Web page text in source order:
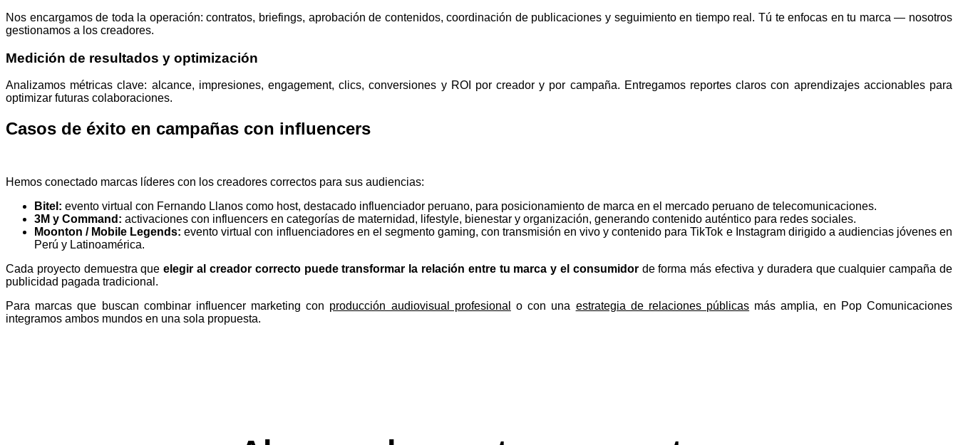
Nos encargamos de toda la operación: contratos, briefings, aprobación de contenidos, coordinación de publicaciones y seguimiento en tiempo real. Tú te enfocas en tu marca — nosotros
gestionamos a los creadores.
Medición de resultados y optimización
Analizamos métricas clave: alcance, impresiones, engagement, clics, conversiones y ROI por creador y por campaña. Entregamos reportes claros con aprendizajes accionables para
optimizar futuras colaboraciones.
Casos de éxito en campañas con influencers
Hemos conectado marcas líderes con los creadores correctos para sus audiencias:
Bitel: evento virtual con Fernando Llanos como host, destacado influenciador peruano, para posicionamiento de marca en el mercado peruano de telecomunicaciones.
3M y Command: activaciones con influencers en categorías de maternidad, lifestyle, bienestar y organización, generando contenido auténtico para redes sociales.
Moonton / Mobile Legends: evento virtual con influenciadores en el segmento gaming, con transmisión en vivo y contenido para TikTok e Instagram dirigido a audiencias jóvenes en
Perú y Latinoamérica.
Cada proyecto demuestra queelegir al creador correcto puede transformar la relación entre tu marca y el consumidorde forma más efectiva y duradera que cualquier campaña de
publicidad pagada tradicional.
Para marcas que buscan combinar influencer marketing con producción audiovisual profesional o con una estrategia de relaciones públicas más amplia, en Pop Comunicaciones
integramos ambos mundos en una sola propuesta.